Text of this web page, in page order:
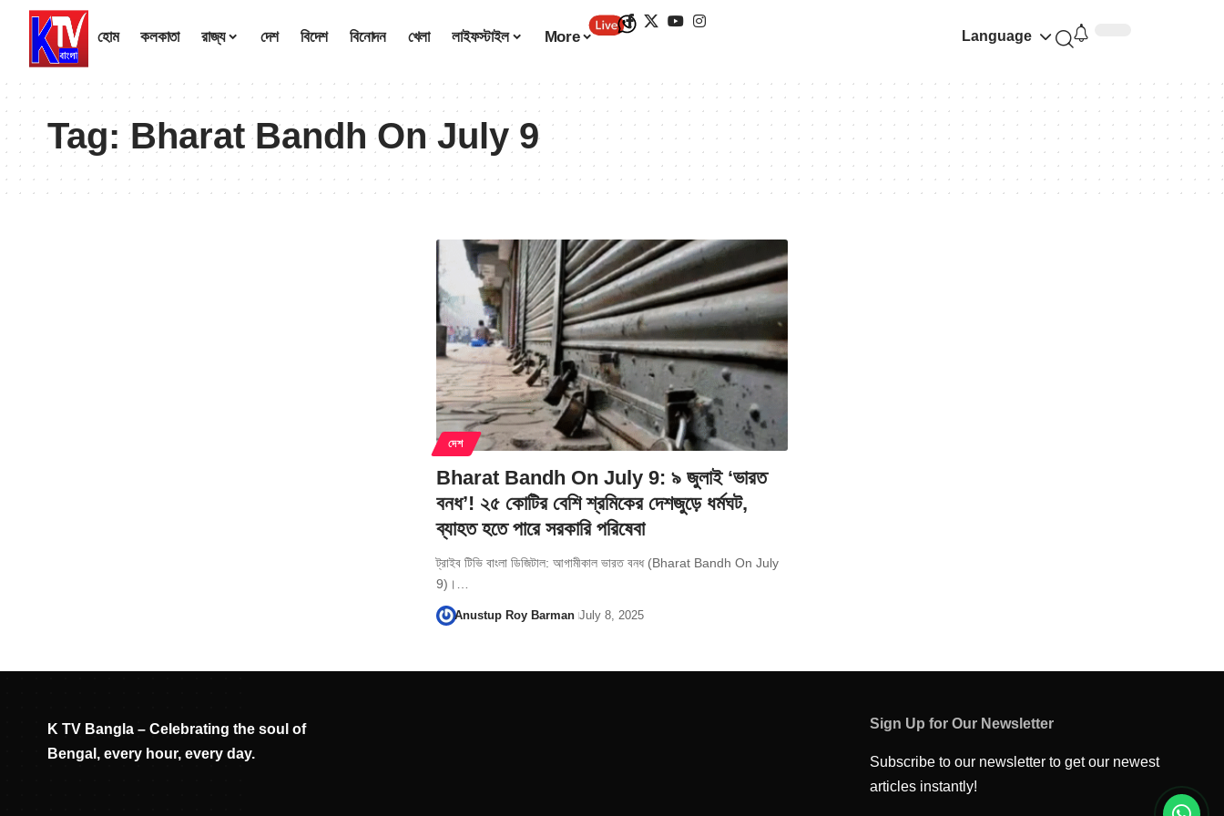
হোম কলকাতা রাজ্য দেশ বিদেশ বিনোদন খেলা লাইফস্টাইল More Language
Tag:Bharat Bandh On July 9
দেশ
Bharat Bandh On July 9: ৯ জুলাই ‘ভারত
বনধ’! ২৫ কোটির বেশি শ্রমিকের দেশজুড়ে ধর্মঘট,
ব্যাহত হতে পারে সরকারি পরিষেবা
ট্রাইব টিভি বাংলা ডিজিটাল: আগামীকাল ভারত বনধ (Bharat Bandh On July
9)।…
Anustup Roy Barman July 8, 2025
K TV Bangla – Celebrating the soul of
Bengal, every hour, every day.
Sign Up for Our Newsletter
Subscribe to our newsletter to get our newest
articles instantly!